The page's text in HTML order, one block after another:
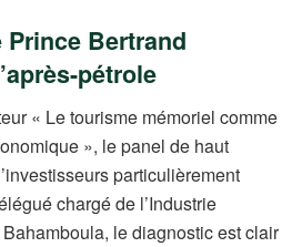
Bertrand
pétrole
« Le tourisme mémoriel comme
», le panel de haut
particulièrement
chargé de l’Industrie
le diagnostic est clair